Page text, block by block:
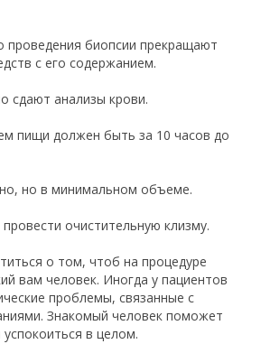
биопсии прекращают
с его содержанием.
анализы крови.
должен быть за 10 часов до
но в минимальном объеме.
очистительную клизму.
о том, чтоб на процедуре
вам человек. Иногда у пациентов
проблемы, связанные с
Знакомый человек поможет
в целом.